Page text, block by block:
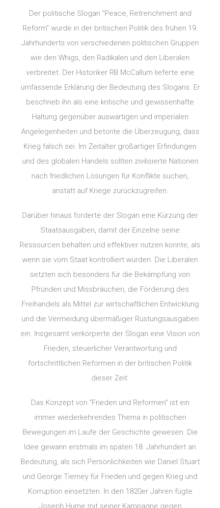
Der politische Slogan “Peace, Retrenchment and
Reform” wurde in der britischen Politik des frühen 19.
Jahrhunderts von verschiedenen politischen Gruppen
wie den Whigs, den Radikalen und den Liberalen
verbreitet. Der Historiker RB McCallum lieferte eine
umfassende Erklärung der Bedeutung des Slogans. Er
beschrieb ihn als eine kritische und gewissenhafte
Haltung gegenüber auswärtigen und imperialen
Angelegenheiten und betonte die Überzeugung, dass
Krieg falsch sei. Im Zeitalter großartiger Erfindungen
und des globalen Handels sollten zivilisierte Nationen
nach friedlichen Lösungen für Konflikte suchen,
anstatt auf Kriege zurückzugreifen.
Darüber hinaus forderte der Slogan eine Kürzung der
Staatsausgaben, damit der Einzelne seine
Ressourcen behalten und effektiver nutzen konnte, als
wenn sie vom Staat kontrolliert würden. Die Liberalen
setzten sich besonders für die Bekämpfung von
Pfründen und Missbräuchen, die Förderung des
Freihandels als Mittel zur wirtschaftlichen Entwicklung
und die Vermeidung übermäßiger Rüstungsausgaben
ein. Insgesamt verkörperte der Slogan eine Vision von
Frieden, steuerlicher Verantwortung und
fortschrittlichen Reformen in der britischen Politik
dieser Zeit.
Das Konzept von “Frieden und Reformen” ist ein
immer wiederkehrendes Thema in politischen
Bewegungen im Laufe der Geschichte gewesen. Die
Idee gewann erstmals im späten 18. Jahrhundert an
Bedeutung, als sich Persönlichkeiten wie Daniel Stuart
und George Tierney für Frieden und gegen Krieg und
Korruption einsetzten. In den 1820er Jahren fügte
Joseph Hume mit seiner Kampagne gegen